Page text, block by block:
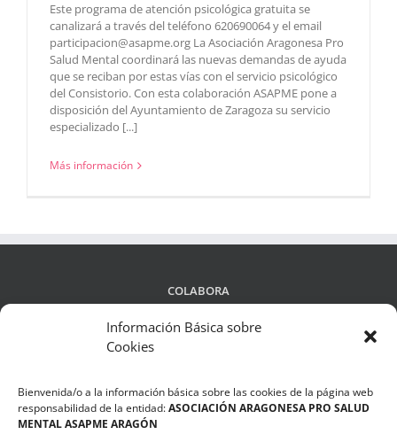
Información Básica sobre
Cookies
Bienvenida/o a la información básica sobre las cookies de la página web
responsabilidad de la entidad:ASOCIACIÓN ARAGONESA PRO SALUD
MENTAL ASAPME ARAGÓN
Este programa de atención psicológica gratuita se
canalizará a través del teléfono 620690064 y el email
participacion@asapme.org La Asociación Aragonesa Pro
Salud Mental coordinará las nuevas demandas de ayuda
que se reciban por estas vías con el servicio psicológico
del Consistorio. Con esta colaboración ASAPME pone a
disposición del Ayuntamiento de Zaragoza su servicio
especializado [...]
Más información
COLABORA
Política de privacidad
Compromiso de Protección de Datos